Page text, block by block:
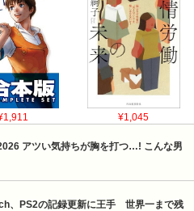
¥1,045
アツい気持ちが胸を打つ…! こんな男
、PS2の記録更新に王手　世界一まで残